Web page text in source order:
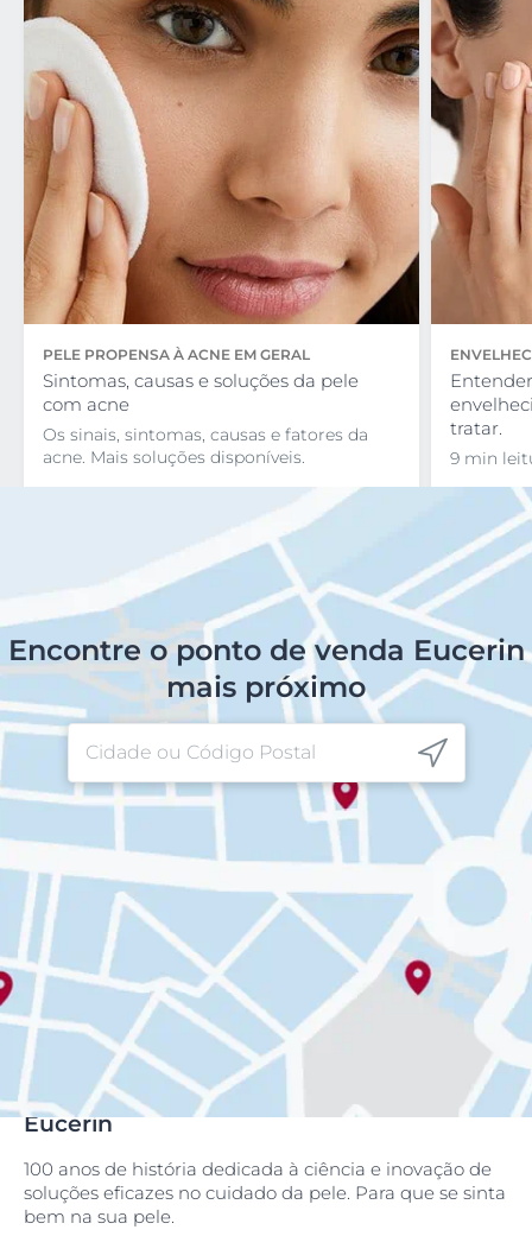
PELE PROPENSA À ACNE EM GERAL
Sintomas, causas e soluções da pele
com acne
Os sinais, sintomas, causas e fatores da
acne. Mais soluções disponíveis.
tratar.
9 min
Encontre o ponto de venda Eucerin
mais próximo
Eucerin
100 anos de história dedicada à ciência e inovação de
soluções eficazes no cuidado da pele. Para que se sinta
bem na sua pele.